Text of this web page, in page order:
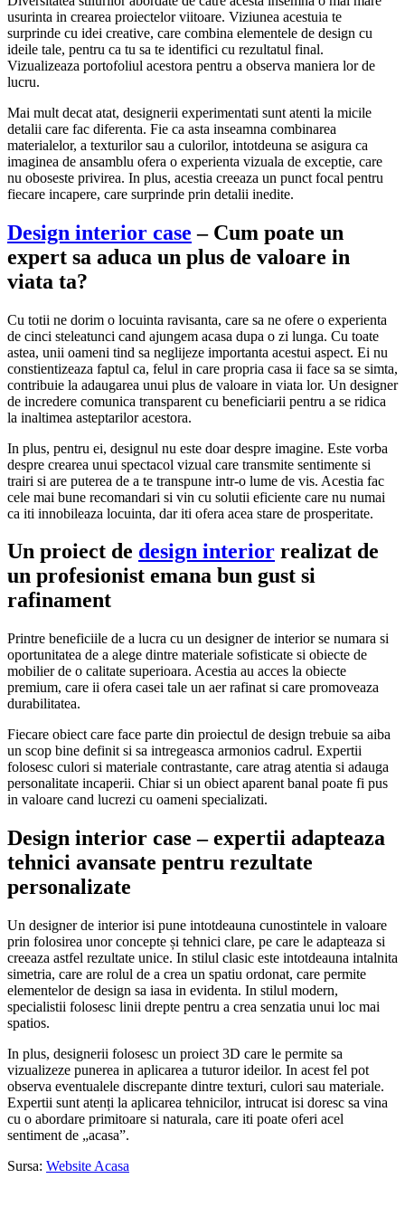
usurinta in crearea proiectelor viitoare. Viziunea acestuia te
surprinde cu idei creative, care combina elementele de design cu
ideile tale, pentru ca tu sa te identifici cu rezultatul final.
Vizualizeaza portofoliul acestora pentru a observa maniera lor de
lucru.
Mai mult decat atat, designerii experimentati sunt atenti la micile
detalii care fac diferenta. Fie ca asta inseamna combinarea
materialelor, a texturilor sau a culorilor, intotdeuna se asigura ca
imaginea de ansamblu ofera o experienta vizuala de exceptie, care
nu oboseste privirea. In plus, acestia creeaza un punct focal pentru
fiecare incapere, care surprinde prin detalii inedite.
Design interior case – Cum poate un
expert sa aduca un plus de valoare in
viata ta?
Cu totii ne dorim o locuinta ravisanta, care sa ne ofere o experienta
de cinci steleatunci cand ajungem acasa dupa o zi lunga. Cu toate
astea, unii oameni tind sa neglijeze importanta acestui aspect. Ei nu
constientizeaza faptul ca, felul in care propria casa ii face sa se simta,
contribuie la adaugarea unui plus de valoare in viata lor. Un designer
de incredere comunica transparent cu beneficiarii pentru a se ridica
la inaltimea asteptarilor acestora.
In plus, pentru ei, designul nu este doar despre imagine. Este vorba
despre crearea unui spectacol vizual care transmite sentimente si
trairi si are puterea de a te transpune intr-o lume de vis. Acestia fac
cele mai bune recomandari si vin cu solutii eficiente care nu numai
ca iti innobileaza locuinta, dar iti ofera acea stare de prosperitate.
Un proiect de design interior realizat de
un profesionist emana bun gust si
rafinament
Printre beneficiile de a lucra cu un designer de interior se numara si
oportunitatea de a alege dintre materiale sofisticate si obiecte de
mobilier de o calitate superioara. Acestia au acces la obiecte
premium, care ii ofera casei tale un aer rafinat si care promoveaza
durabilitatea.
Fiecare obiect care face parte din proiectul de design trebuie sa aiba
un scop bine definit si sa intregeasca armonios cadrul. Expertii
folosesc culori si materiale contrastante, care atrag atentia si adauga
personalitate incaperii. Chiar si un obiect aparent banal poate fi pus
in valoare cand lucrezi cu oameni specializati.
Design interior case – expertii adapteaza
tehnici avansate pentru rezultate
personalizate
Un designer de interior isi pune intotdeauna cunostintele in valoare
prin folosirea unor concepte și tehnici clare, pe care le adapteaza si
creeaza astfel rezultate unice. In stilul clasic este intotdeauna intalnita
simetria, care are rolul de a crea un spatiu ordonat, care permite
elementelor de design sa iasa in evidenta. In stilul modern,
specialistii folosesc linii drepte pentru a crea senzatia unui loc mai
spatios.
In plus, designerii folosesc un proiect 3D care le permite sa
vizualizeze punerea in aplicarea a tuturor ideilor. In acest fel pot
observa eventualele discrepante dintre texturi, culori sau materiale.
Expertii sunt atenți la aplicarea tehnicilor, intrucat isi doresc sa vina
cu o abordare primitoare si naturala, care iti poate oferi acel
sentiment de „acasa”.
Sursa: Website Acasa